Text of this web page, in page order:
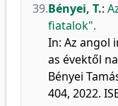
39.Bényei, T.:
fiatalok".
In: Az angol
as évektől
Bényei
404, 2022.